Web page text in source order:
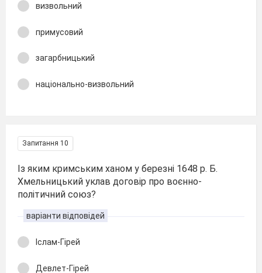
визвольний
примусовий
загарбницький
національно-визвольний
Запитання 10
Із яким кримським ханом у березні 1648 р. Б.
Хмельницький уклав договір про воєнно-
політичний союз?
варіанти відповідей
Іслам-Гірей
Девлет-Гірей